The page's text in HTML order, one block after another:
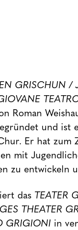
GRISCHUN /
Roman
und ist
Er hat zum
mit
zu entwickeln
das TEATER
THEATER
GRIGIONI in